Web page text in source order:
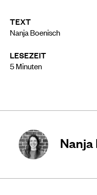
TEXT
Nanja Boenisch
LESEZEIT
5Minuten
Nanja